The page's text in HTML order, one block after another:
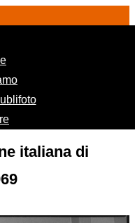
(current)
italiana di